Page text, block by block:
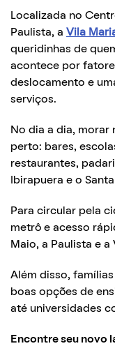
Localizada no
Paulista, a Vila
queridinhas de
acontece por
deslocamento e
serviços.
No dia a dia,
perto: bares,
restaurantes,
Ibirapuera e o
Para circular pela
metrô e acesso
Maio, a Paulista e a
Além disso,
boas opções de
até universidades
Encontre seu novo